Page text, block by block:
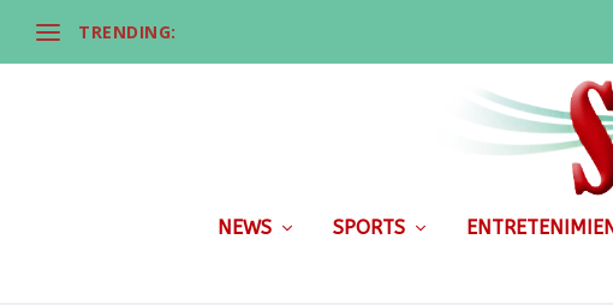
TRENDING:
NEWS SPORTS